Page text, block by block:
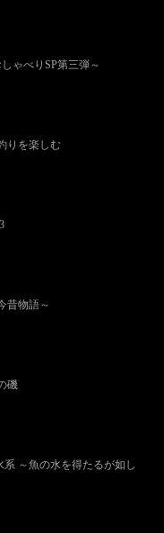
ゃべりSP第三弾～
りを楽しむ
昔物語～
磯
系 ～魚の水を得たるが如し